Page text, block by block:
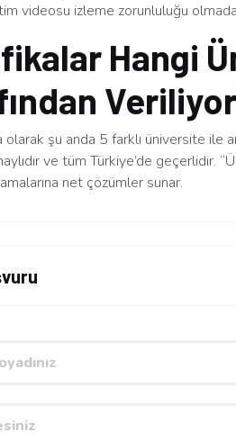
videosu izleme zorunluluğu
Hangi
şu anda 5 farklı üniversite ile
ve tüm Türkiye’de geçerlidir.
net çözümler sunar.